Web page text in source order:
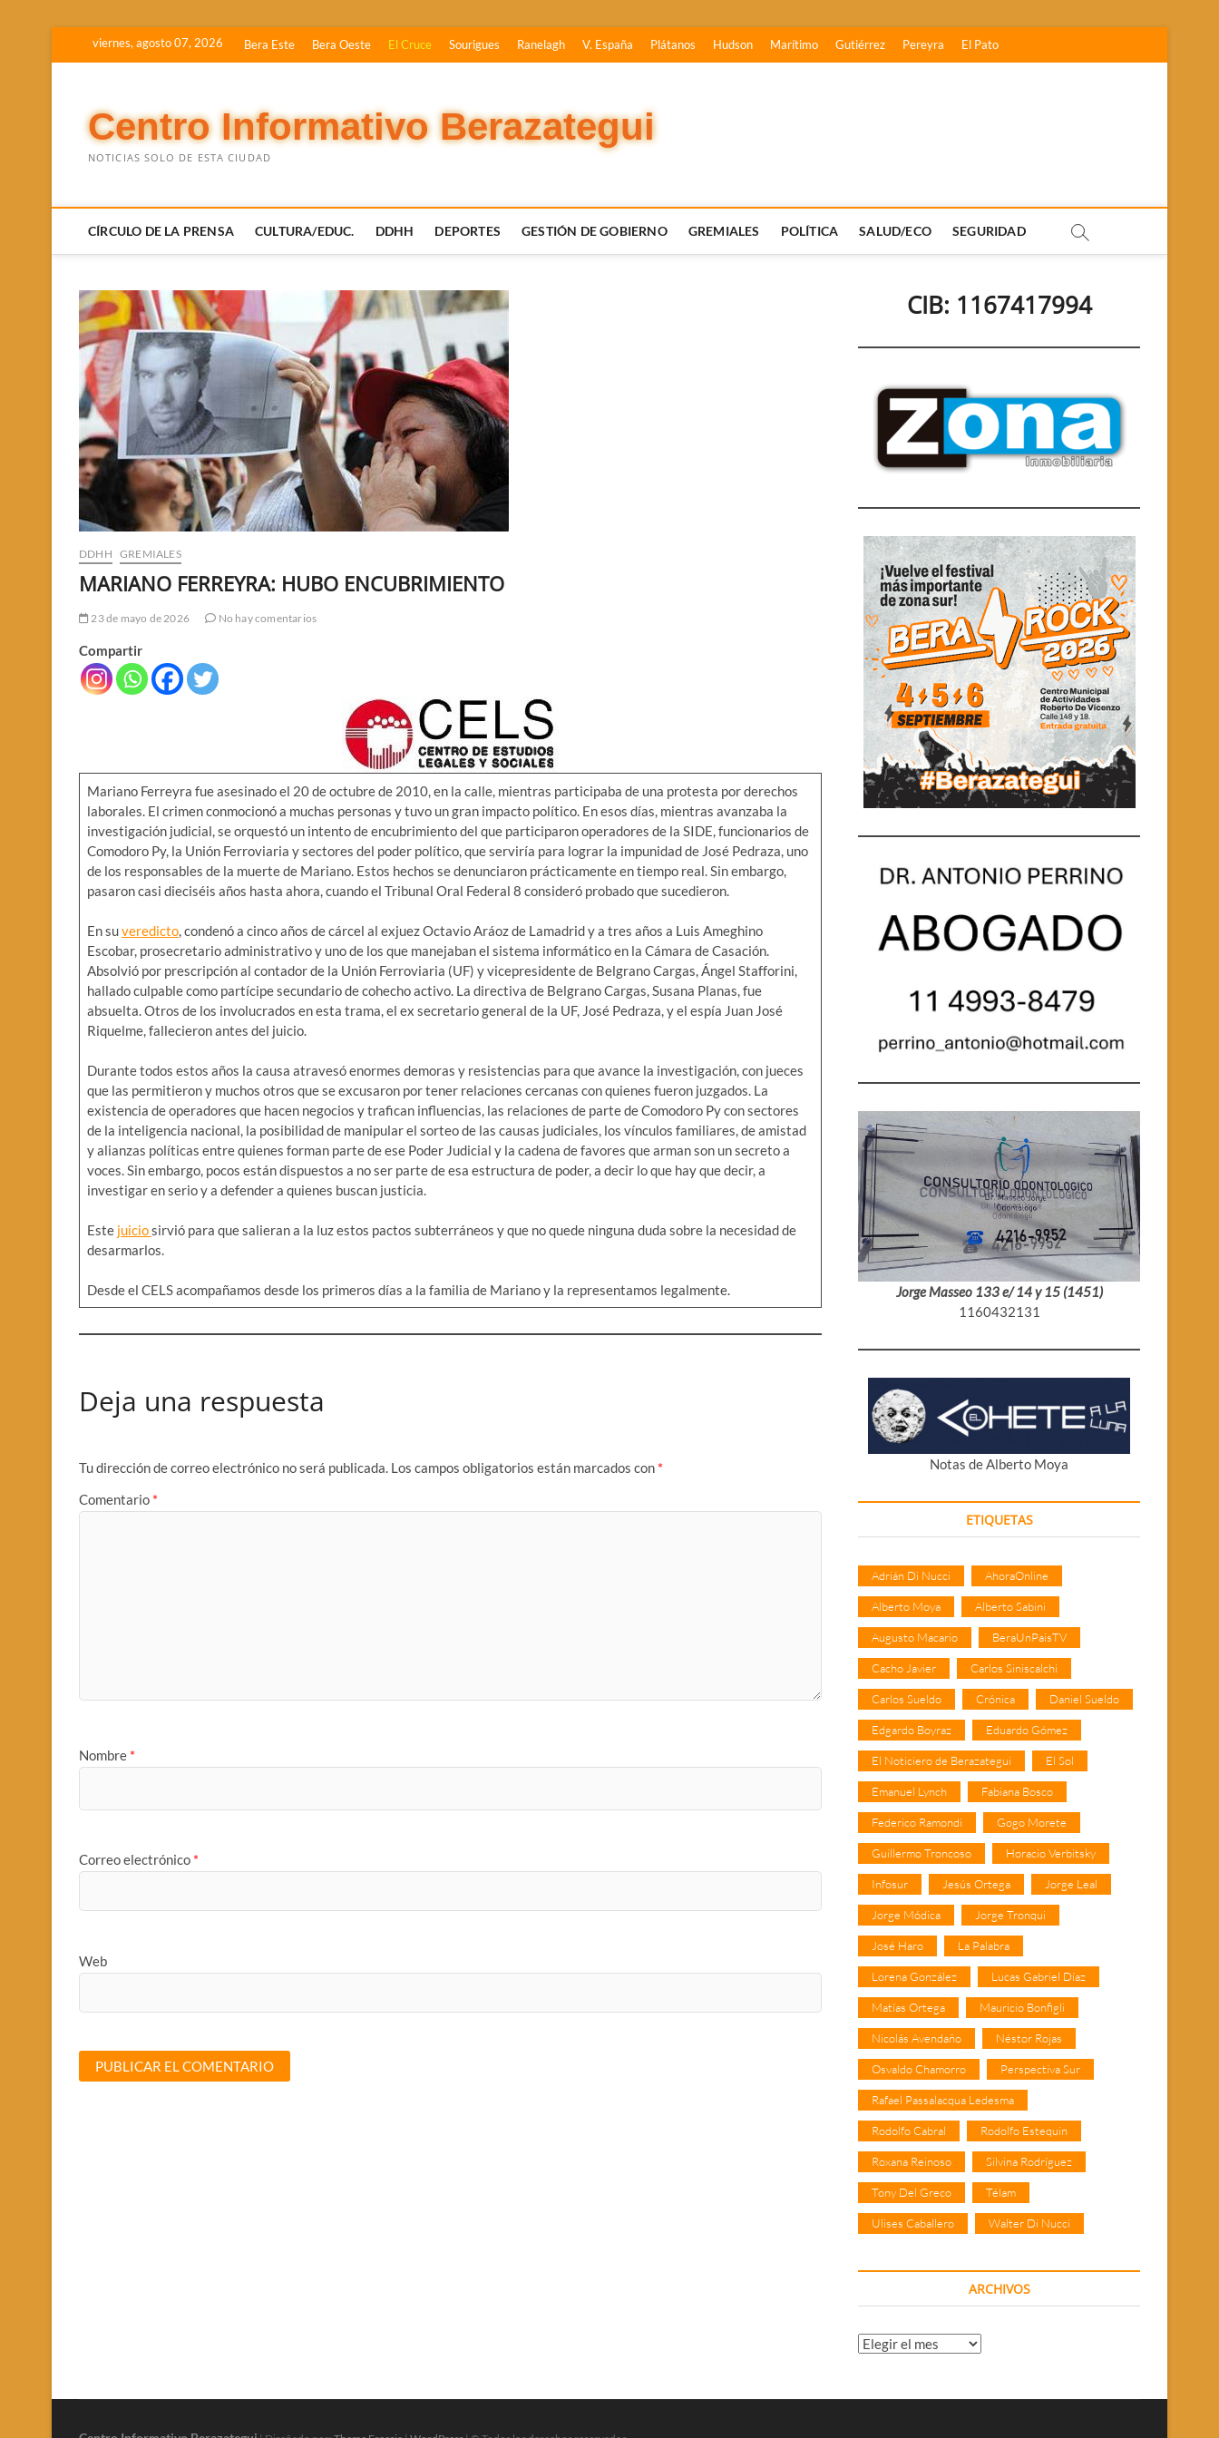
viernes, agosto 07, 2026 Bera Este Bera Oeste El Cruce Sourigues Ranelagh V. España Plátanos Hudson Marítimo Gutiérrez Pereyra El Pato
Centro Informativo Berazategui
NOTICIAS SOLO DE ESTA CIUDAD
CÍRCULO DE LA PRENSA CULTURA/EDUC. DDHH DEPORTES GESTIÓN DE GOBIERNO GREMIALES POLÍTICA SALUD/ECO SEGURIDAD
DDHH GREMIALES
MARIANO FERREYRA: HUBO ENCUBRIMIENTO
23 de mayo de 2026 No hay comentarios
Compartir
Mariano Ferreyra fue asesinado el 20 de octubre de 2010, en la calle, mientras participaba de una protesta por derechos
laborales. El crimen conmocionó a muchas personas y tuvo un gran impacto político. En esos días, mientras avanzaba la
investigación judicial, se orquestó un intento de encubrimiento del que participaron operadores de la SIDE, funcionarios de
Comodoro Py, la Unión Ferroviaria y sectores del poder político, que serviría para lograr la impunidad de José Pedraza, uno
de los responsables de la muerte de Mariano. Estos hechos se denunciaron prácticamente en tiempo real. Sin embargo,
pasaron casi dieciséis años hasta ahora, cuando el Tribunal Oral Federal 8 consideró probado que sucedieron.
En suveredicto, condenó a cinco años de cárcel al exjuez Octavio Aráoz de Lamadrid y a tres años a Luis Ameghino
Escobar, prosecretario administrativo y uno de los que manejaban el sistema informático en la Cámara de Casación.
Absolvió por prescripción al contador de la Unión Ferroviaria (UF) y vicepresidente de Belgrano Cargas, Ángel Stafforini,
hallado culpable como partícipe secundario de cohecho activo. La directiva de Belgrano Cargas, Susana Planas, fue
absuelta. Otros de los involucrados en esta trama, el ex secretario general de la UF, José Pedraza, y el espía Juan José
Riquelme, fallecieron antes del juicio.
Durante todos estos años la causa atravesó enormes demoras y resistencias para que avance la investigación, con jueces
que las permitieron y muchos otros que se excusaron por tener relaciones cercanas con quienes fueron juzgados. La
existencia de operadores que hacen negocios y trafican influencias, las relaciones de parte de Comodoro Py con sectores
de la inteligencia nacional, la posibilidad de manipular el sorteo de las causas judiciales, los vínculos familiares, de amistad
y alianzas políticas entre quienes forman parte de ese Poder Judicial y la cadena de favores que arman son un secreto a
voces. Sin embargo, pocos están dispuestos a no ser parte de esa estructura de poder, a decir lo que hay que decir, a
investigar en serio y a defender a quienes buscan justicia.
Este juiciosirvió para que salieran a la luz estos pactos subterráneos y que no quede ninguna duda sobre la necesidad de
desarmarlos.
Desde el CELS acompañamos desde los primeros días a la familia de Mariano y la representamos legalmente.
Deja una respuesta
Tu dirección de correo electrónico no será publicada. Los campos obligatorios están marcados con *
Comentario *
Nombre *
Correo electrónico *
Web
CIB: 1167417994
Jorge Masseo 133 e/ 14 y 15 (1451)
1160432131
Notas de Alberto Moya
ETIQUETAS
Adrián Di Nucci AhoraOnline
Alberto Moya Alberto Sabini
Augusto Macario BeraUnPaisTV
Cacho Javier Carlos Siniscalchi
Carlos Sueldo Crónica Daniel Sueldo
Edgardo Boyraz Eduardo Gómez
El Noticiero de Berazategui El Sol
Emanuel Lynch Fabiana Bosco
Federico Ramondi Gogo Morete
Guillermo Troncoso Horacio Verbitsky
Infosur Jesús Ortega Jorge Leal
Jorge Módica Jorge Tronqui
José Haro La Palabra
Lorena González Lucas Gabriel Díaz
Matías Ortega Mauricio Bonfigli
Nicolás Avendaño Néstor Rojas
Osvaldo Chamorro Perspectiva Sur
Rafael Passalacqua Ledesma
Rodolfo Cabral Rodolfo Estequin
Roxana Reinoso Silvina Rodríguez
Tony Del Greco Télam
Ulises Caballero Walter Di Nucci
ARCHIVOS
Archivos